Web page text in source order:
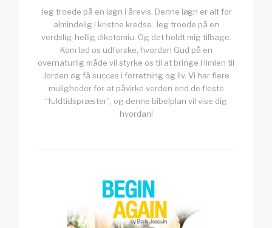
Jeg troede på en løgn i årevis. Denne løgn er alt for
almindelig i kristne kredse. Jeg troede på en
verdslig-hellig dikotomiu. Og det holdt mig tilbage.
Kom lad os udforske, hvordan Gud på en
overnaturlig måde vil styrke os til at bringe Himlen til
Jorden og få succes i forretning og liv. Vi har flere
muligheder for at påvirke verden end de fleste
“fuldtidspræster”, og denne bibelplan vil vise dig
hvordan!